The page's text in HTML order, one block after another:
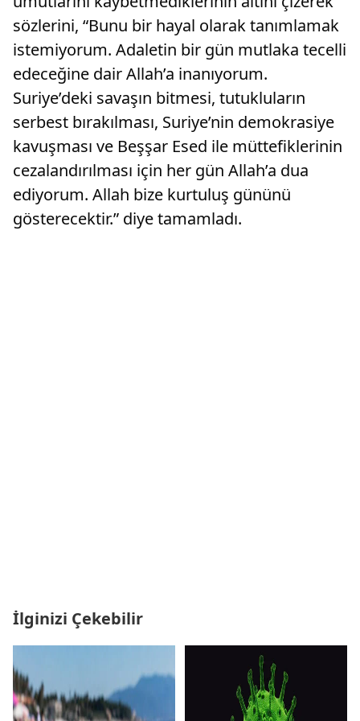
sözlerini, “Bunu bir hayal olarak tanımlamak
istemiyorum. Adaletin bir gün mutlaka tecelli
edeceğine dair Allah’a inanıyorum.
Suriye’deki savaşın bitmesi, tutukluların
serbest bırakılması, Suriye’nin demokrasiye
kavuşması ve Beşşar Esed ile müttefiklerinin
cezalandırılması için her gün Allah’a dua
ediyorum. Allah bize kurtuluş gününü
gösterecektir.” diye tamamladı.
İlginizi Çekebilir